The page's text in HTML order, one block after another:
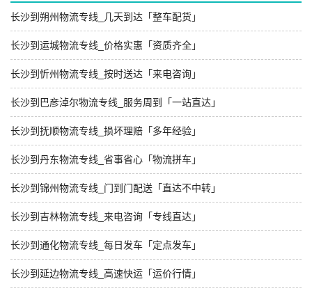
长沙到朔州物流专线_几天到达「整车配货」
长沙到运城物流专线_价格实惠「资质齐全」
长沙到忻州物流专线_按时送达「来电咨询」
长沙到巴彦淖尔物流专线_服务周到「一站直达」
长沙到抚顺物流专线_损坏理赔「多年经验」
长沙到丹东物流专线_省事省心「物流拼车」
长沙到锦州物流专线_门到门配送「直达不中转」
长沙到吉林物流专线_来电咨询「专线直达」
长沙到通化物流专线_每日发车「定点发车」
长沙到延边物流专线_高速快运「运价行情」